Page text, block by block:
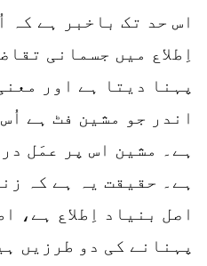
اس حد تک باخبر ہے کہ
اِطلاع میں جسمانی
پہنا دیتا ہے اور
اندر جو مشین فٹ ہے
ہے۔ مشین اس پر عمَل
ہے۔ حقیقت یہ ہے کہ
اصل بنیاد اِطلاع ہے،
پہنانے کی دو طرزیں